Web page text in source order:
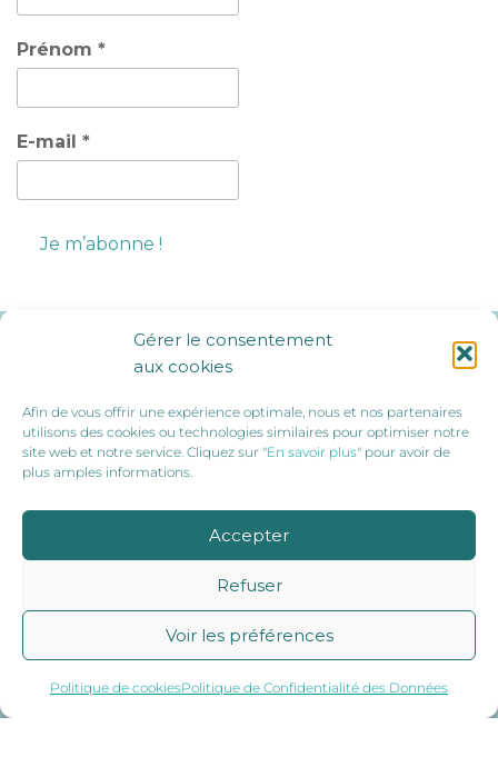
Gérer le consentement
aux cookies
Afin de vous offrir une expérience optimale, nous et nos partenaires
utilisons des cookies ou technologies similaires pour optimiser notre
site web et notre service. Cliquez sur "En savoir plus" pour avoir de
plus amples informations.
Accepter
Refuser
Voir les préférences
Politique de cookiesPolitique de Confidentialité des Données
Prénom *
E-mail *
Ils nous soutiennent :
© 2019 Sport Santé 86 |